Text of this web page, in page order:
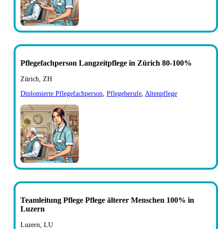
Pflegefachperson Langzeitpflege in Zürich 80-100%
Zürich, ZH
Diplomierte Pflegefachperson, Pflegeberufe, Altenpflege
Teamleitung Pflege Pflege älterer Menschen 100% in
Luzern
Luzern, LU